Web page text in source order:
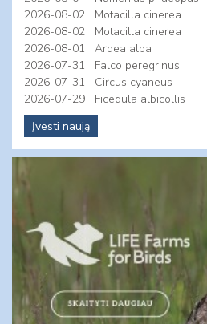
2026-08-02
Motacilla cinerea
2026-08-02
Motacilla cinerea
2026-08-01
Ardea alba
2026-07-31
Falco peregrinus
2026-07-31
Circus cyaneus
2026-07-29
Ficedula albicollis
Įvesti naują